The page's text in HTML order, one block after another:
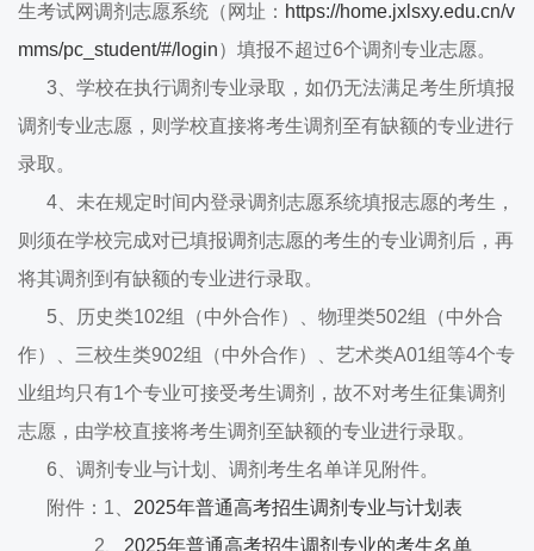
生考试网调剂志愿系统（网址： https://home.jxlsxy.edu.cn/v
mms/pc_student/#/login）填报不超过6个调剂专业志愿。
3、学校在执行调剂专业录取，如仍无法满足考生所填报
调剂专业志愿，则学校直接将考生调剂至有缺额的专业进行
录取。
4、未在规定时间内登录调剂志愿系统填报志愿的考生，
则须在学校完成对已填报调剂志愿的考生的专业调剂后，再
将其调剂到有缺额的专业进行录取。
5、历史类102组（中外合作）、物理类502组（中外合
作）、三校生类902组（中外合作）、艺术类A01组等4个专
业组均只有1个专业可接受考生调剂，故不对考生征集调剂
志愿，由学校直接将考生调剂至缺额的专业进行录取。
6、调剂专业与计划、调剂考生名单详见附件。
附件：1、 2025年普通高考招生调剂专业与计划表
2、 2025年普通高考招生调剂专业的考生名单